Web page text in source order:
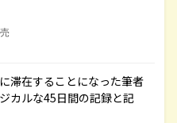
滞在することになった筆者
カルな45日間の記録と記